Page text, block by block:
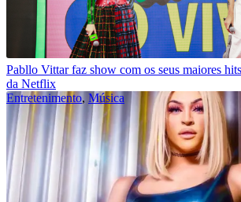
Pabllo Vittar faz show com os seus maiores
da Netflix
Entretenimento, Música